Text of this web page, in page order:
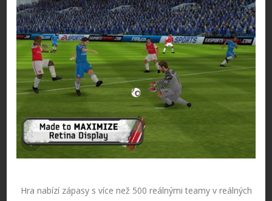
Hra nabízí zápasy s více než 500 reálnými teamy v reálných